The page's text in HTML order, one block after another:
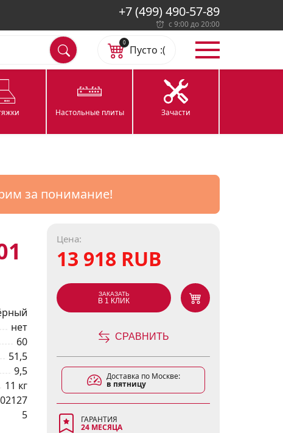
+7 (499) 490-57-89
с 9:00 до 20:00
Пусто :(
0
Настольные плиты Зачасти
за понимание!
нет
60
51,5
9,5
11 кг
5
Цена:
13 918 RUB
ЗАКАЗАТЬ
В 1 КЛИК
СРАВНИТЬ
Доставка по Москве:
в пятницу
ГАРАНТИЯ
24 МЕСЯЦА